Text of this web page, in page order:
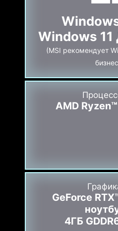
Windows
(MSI рекомендует
AMD
GeForce
4ГБ